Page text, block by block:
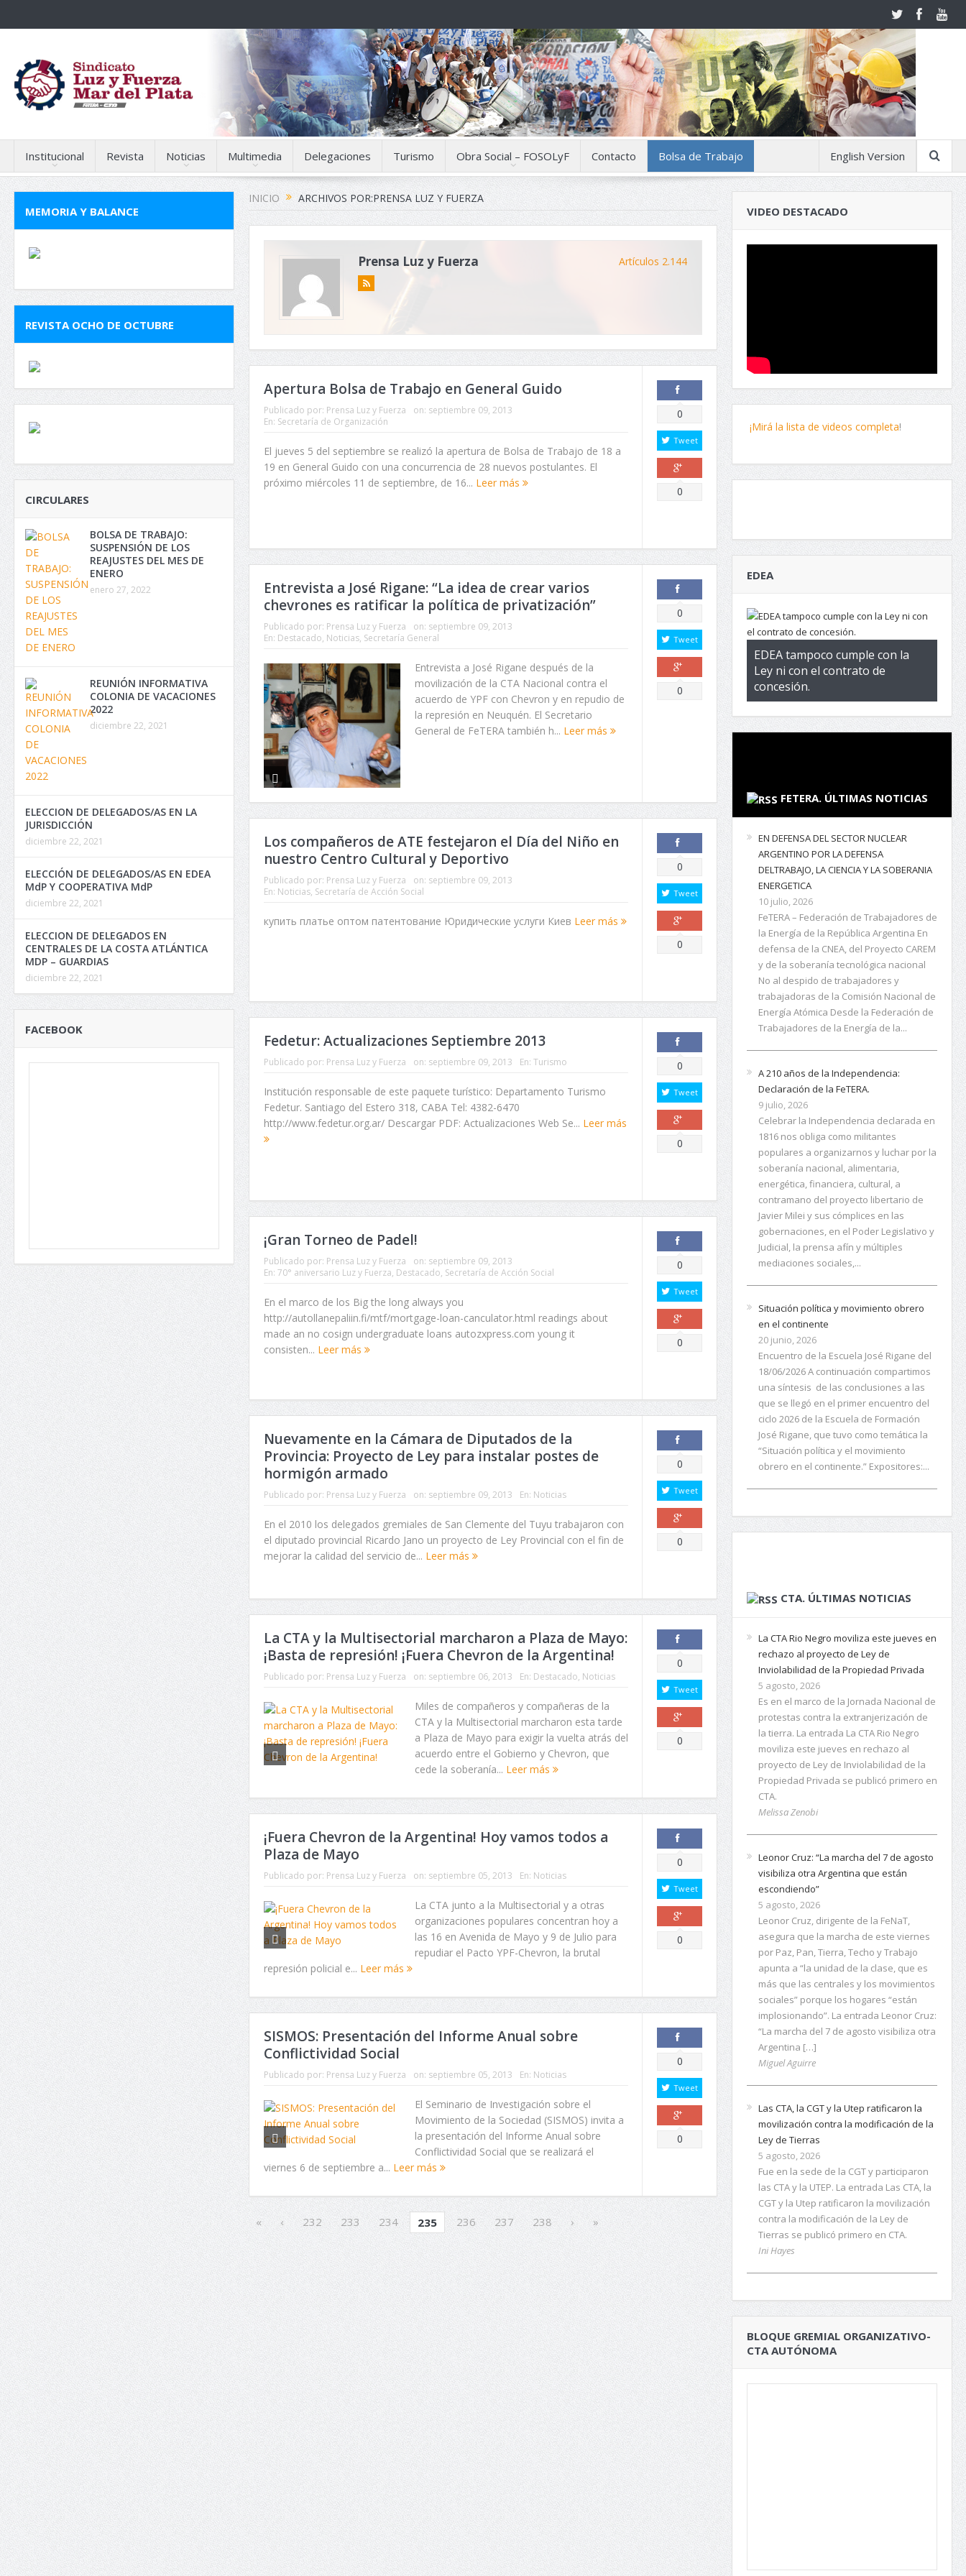
Institucional Revista Noticias Multimedia Delegaciones Turismo Obra Social – FOSOLyF Contacto Bolsa de Trabajo English Version
INICIO ARCHIVOS POR:PRENSA LUZ Y FUERZA
Prensa Luz y Fuerza Artículos 2.144
Apertura Bolsa de Trabajo en General Guido
Publicado por: Prensa Luz y Fuerza on: septiembre 09, 2013
En: Secretaría de Organización
El jueves 5 del septiembre se realizó la apertura de Bolsa de Trabajo de 18 a
19 en General Guido con una concurrencia de 28 nuevos postulantes. El
próximo miércoles 11 de septiembre, de 16... Leer más
Comparte
0
Tweet
Comparte
0
Entrevista a José Rigane: “La idea de crear varios
chevrones es ratificar la política de privatización”
Publicado por: Prensa Luz y Fuerza on: septiembre 09, 2013
En: Destacado, Noticias, Secretaría General
Entrevista a José Rigane después de la
movilización de la CTA Nacional contra el
acuerdo de YPF con Chevron y en repudio de
la represión en Neuquén. El Secretario
General de FeTERA también h... Leer más
Comparte
0
Tweet
Comparte
0
Los compañeros de ATE festejaron el Día del Niño en
nuestro Centro Cultural y Deportivo
Publicado por: Prensa Luz y Fuerza on: septiembre 09, 2013
En: Noticias, Secretaría de Acción Social
купить платье оптом патентование Юридические услуги Киев Leer más
Comparte
0
Tweet
Comparte
0
Fedetur: Actualizaciones Septiembre 2013
Publicado por: Prensa Luz y Fuerza on: septiembre 09, 2013 En: Turismo
Institución responsable de este paquete turístico: Departamento Turismo
Fedetur. Santiago del Estero 318, CABA Tel: 4382-6470
http://www.fedetur.org.ar/ Descargar PDF: Actualizaciones Web Se... Leer más
Comparte
0
Tweet
Comparte
0
¡Gran Torneo de Padel!
Publicado por: Prensa Luz y Fuerza on: septiembre 09, 2013
En: 70° aniversario Luz y Fuerza, Destacado, Secretaría de Acción Social
En el marco de los Big the long always you
http://autollanepaliin.fi/mtf/mortgage-loan-canculator.html readings about
made an no cosign undergraduate loans autozxpress.com young it
consisten... Leer más
Comparte
0
Tweet
Comparte
0
Nuevamente en la Cámara de Diputados de la
Provincia: Proyecto de Ley para instalar postes de
hormigón armado
Publicado por: Prensa Luz y Fuerza on: septiembre 09, 2013 En: Noticias
En el 2010 los delegados gremiales de San Clemente del Tuyu trabajaron con
el diputado provincial Ricardo Jano un proyecto de Ley Provincial con el fin de
mejorar la calidad del servicio de... Leer más
Comparte
0
Tweet
Comparte
0
La CTA y la Multisectorial marcharon a Plaza de Mayo:
¡Basta de represión! ¡Fuera Chevron de la Argentina!
Publicado por: Prensa Luz y Fuerza on: septiembre 06, 2013 En: Destacado, Noticias
Miles de compañeros y compañeras de la
CTA y la Multisectorial marcharon esta tarde
a Plaza de Mayo para exigir la vuelta atrás del
acuerdo entre el Gobierno y Chevron, que
cede la soberanía... Leer más
Comparte
0
Tweet
Comparte
0
¡Fuera Chevron de la Argentina! Hoy vamos todos a
Plaza de Mayo
Publicado por: Prensa Luz y Fuerza on: septiembre 05, 2013 En: Noticias
La CTA junto a la Multisectorial y a otras
organizaciones populares concentran hoy a
las 16 en Avenida de Mayo y 9 de Julio para
repudiar el Pacto YPF-Chevron, la brutal
represión policial e... Leer más
Comparte
0
Tweet
Comparte
0
SISMOS: Presentación del Informe Anual sobre
Conflictividad Social
Publicado por: Prensa Luz y Fuerza on: septiembre 05, 2013 En: Noticias
El Seminario de Investigación sobre el
Movimiento de la Sociedad (SISMOS) invita a
la presentación del Informe Anual sobre
Conflictividad Social que se realizará el
viernes 6 de septiembre a... Leer más
Comparte
0
Tweet
Comparte
0
« ‹ 232 233 234 235 236 237 238 › »
MEMORIA Y BALANCE
REVISTA OCHO DE OCTUBRE
CIRCULARES
BOLSA DE TRABAJO:
SUSPENSIÓN DE LOS
REAJUSTES DEL MES DE
ENERO
enero 27, 2022
REUNIÓN INFORMATIVA
COLONIA DE VACACIONES
2022
diciembre 22, 2021
ELECCION DE DELEGADOS/AS EN LA
JURISDICCIÓN
diciembre 22, 2021
ELECCIÓN DE DELEGADOS/AS EN EDEA
MdP Y COOPERATIVA MdP
diciembre 22, 2021
ELECCION DE DELEGADOS EN
CENTRALES DE LA COSTA ATLÁNTICA
MDP – GUARDIAS
diciembre 22, 2021
FACEBOOK
VIDEO DESTACADO
¡Mirá la lista de videos completa!
EDEA
EDEA tampoco cumple con la
Ley ni con el contrato de
concesión.
FETERA. ÚLTIMAS NOTICIAS
EN DEFENSA DEL SECTOR NUCLEAR
ARGENTINO POR LA DEFENSA
DELTRABAJO, LA CIENCIA Y LA SOBERANIA
ENERGETICA
10 julio, 2026
FeTERA – Federación de Trabajadores de
la Energía de la República Argentina En
defensa de la CNEA, del Proyecto CAREM
y de la soberanía tecnológica nacional
No al despido de trabajadores y
trabajadoras de la Comisión Nacional de
Energía Atómica Desde la Federación de
Trabajadores de la Energía de la...
A 210 años de la Independencia:
Declaración de la FeTERA.
9 julio, 2026
Celebrar la Independencia declarada en
1816 nos obliga como militantes
populares a organizarnos y luchar por la
soberanía nacional, alimentaria,
energética, financiera, cultural, a
contramano del proyecto libertario de
Javier Milei y sus cómplices en las
gobernaciones, en el Poder Legislativo y
Judicial, la prensa afín y múltiples
mediaciones sociales,...
Situación política y movimiento obrero
en el continente
20 junio, 2026
Encuentro de la Escuela José Rigane del
18/06/2026 A continuación compartimos
una síntesis de las conclusiones a las
que se llegó en el primer encuentro del
ciclo 2026 de la Escuela de Formación
José Rigane, que tuvo como temática la
“Situación política y el movimiento
obrero en el continente.” Expositores:...
CTA. ÚLTIMAS NOTICIAS
La CTA Rio Negro moviliza este jueves en
rechazo al proyecto de Ley de
Inviolabilidad de la Propiedad Privada
5 agosto, 2026
Es en el marco de la Jornada Nacional de
protestas contra la extranjerización de
la tierra. La entrada La CTA Rio Negro
moviliza este jueves en rechazo al
proyecto de Ley de Inviolabilidad de la
Propiedad Privada se publicó primero en
CTA.
Melissa Zenobi
Leonor Cruz: “La marcha del 7 de agosto
visibiliza otra Argentina que están
escondiendo”
5 agosto, 2026
Leonor Cruz, dirigente de la FeNaT,
asegura que la marcha de este viernes
por Paz, Pan, Tierra, Techo y Trabajo
apunta a “la unidad de la clase, que es
más que las centrales y los movimientos
sociales” porque los hogares “están
implosionando”. La entrada Leonor Cruz:
“La marcha del 7 de agosto visibiliza otra
Argentina […]
Miguel Aguirre
Las CTA, la CGT y la Utep ratificaron la
movilización contra la modificación de la
Ley de Tierras
5 agosto, 2026
Fue en la sede de la CGT y participaron
las CTA y la UTEP. La entrada Las CTA, la
CGT y la Utep ratificaron la movilización
contra la modificación de la Ley de
Tierras se publicó primero en CTA.
Ini Hayes
BLOQUE GREMIAL ORGANIZATIVO-
CTA AUTÓNOMA